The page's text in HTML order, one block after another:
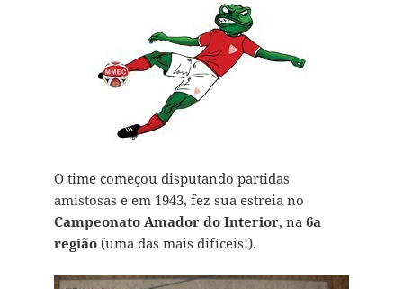
O time começou disputando partidas
amistosas e em 1943, fez sua estreia no
Campeonato Amador do Interior, na 6a
região(uma das mais difíceis!).